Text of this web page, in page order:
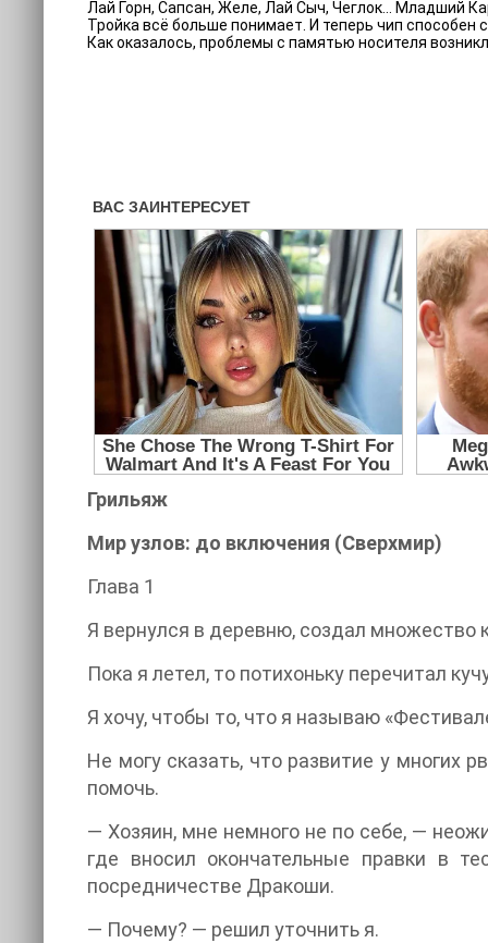
Лай Горн, Сапсан, Желе, Лай Сыч, Чеглок… Младший
Тройка всё больше понимает. И теперь чип способен
Как оказалось, проблемы с памятью носителя
Грильяж
Мир узлов: до включения (Сверхмир)
Глава 1
Я вернулся в деревню, создал множество
Пока я летел, то потихоньку перечитал
Я хочу, чтобы то, что я называю
Не могу сказать, что развитие у многих
помочь.
— Хозяин, мне немного не по себе, —
где вносил окончательные правки в
посредничестве Дракоши.
— Почему? — решил уточнить я.